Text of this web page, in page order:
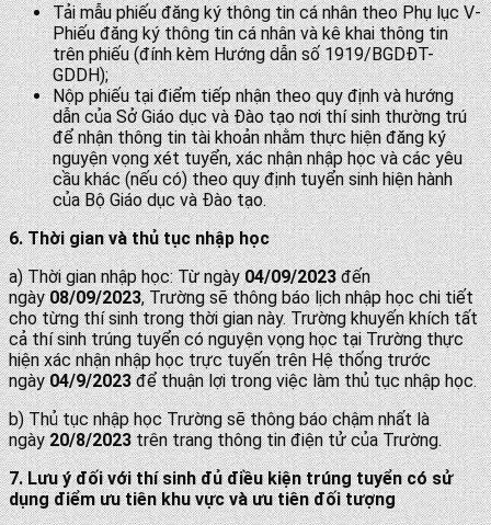
Tải mẫu phiếu đăng ký thông tin cá nhân theo Phụ lục V-
Phiếu đăng ký thông tin cá nhân và kê khai thông tin
trên phiếu (đính kèm Hướng dẫn số 1919/BGDĐT-
GDDH);
Nộp phiếu tại điểm tiếp nhận theo quy định và hướng
dẫn của Sở Giáo dục và Đào tạo nơi thí sinh thường trú
để nhận thông tin tài khoản nhằm thực hiện đăng ký
nguyện vọng xét tuyển, xác nhận nhập học và các yêu
cầu khác (nếu có) theo quy định tuyển sinh hiện hành
của Bộ Giáo dục và Đào tạo.
6. Thời gian và thủ tục nhập học
a) Thời gian nhập học: Từ ngày04/09/2023đến
ngày08/09/2023, Trường sẽ thông báo lịch nhập học chi tiết
cho từng thí sinh trong thời gian này. Trường khuyến khích tất
cả thí sinh trúng tuyển có nguyện vọng học tại Trường thực
hiện xác nhận nhập học trực tuyến trên Hệ thống trước
ngày04/9/2023để thuận lợi trong việc làm thủ tục nhập học.
b) Thủ tục nhập học Trường sẽ thông báo chậm nhất là
ngày20/8/2023trên trang thông tin điện tử của Trường.
7. Lưu ý đối với thí sinh đủ điều kiện trúng tuyển có sử
dụngđiểm ưu tiên khu vựcvà ưu tiênđối tượng